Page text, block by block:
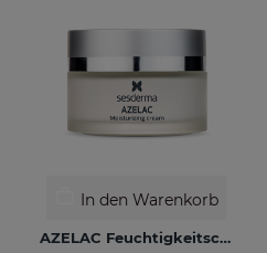
In den Warenkorb
AZELAC Feuchtigkeitscreme